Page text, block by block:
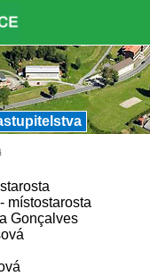
místostarosta
Gonçalves